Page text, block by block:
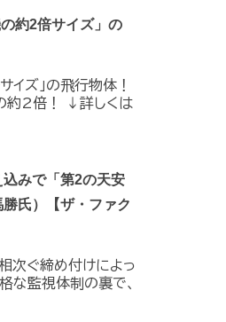
約2倍サイズ」の
ズ」の飛行物体！
約2倍！ ↓詳しくは
込みで「第2の天安
氏）【ザ・ファク
次ぐ締め付けによっ
な監視体制の裏で、